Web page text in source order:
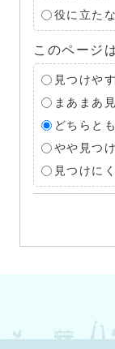
役に立た
このページ
見つけや
まあまあ
どちらと
やや見つ
見つけに